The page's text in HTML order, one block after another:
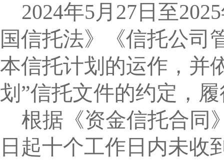
2024年5月 27 日至2025
国信托法》《信托公司
本信托计划的运作，并
划”信托文件的约定，
根据《资金信托合同
日起十个工作日内未收